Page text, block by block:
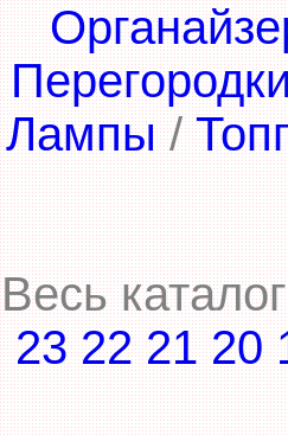
Лампы/
Весь
23 22 21 20